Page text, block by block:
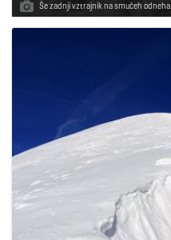
Še zadnji vztrajnik na smučeh odneha